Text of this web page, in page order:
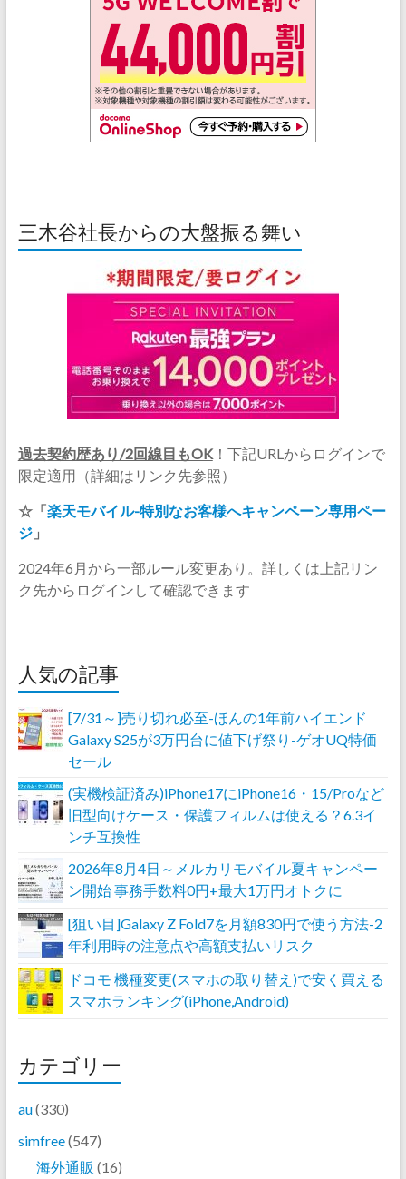
三木谷社長からの大盤振る舞い
過去契約歴あり/2回線目もOK！下記URLからログインで
限定適用（詳細はリンク先参照）
☆「楽天モバイル-特別なお客様へキャンペーン専用ペー
ジ」
2024年6月から一部ルール変更あり。詳しくは上記リン
ク先からログインして確認できます
人気の記事
[7/31～]売り切れ必至-ほんの1年前ハイエンド
Galaxy S25が3万円台に値下げ祭り-ゲオUQ特価
セール
(実機検証済み)iPhone17にiPhone16・15/Proなど
旧型向けケース・保護フィルムは使える？6.3イ
ンチ互換性
2026年8月4日～メルカリモバイル夏キャンペー
ン開始 事務手数料0円+最大1万円オトクに
[狙い目]Galaxy Z Fold7を月額830円で使う方法-2
年利用時の注意点や高額支払いリスク
ドコモ 機種変更(スマホの取り替え)で安く買える
スマホランキング(iPhone,Android)
カテゴリー
au(330)
simfree(547)
海外通販 (16)